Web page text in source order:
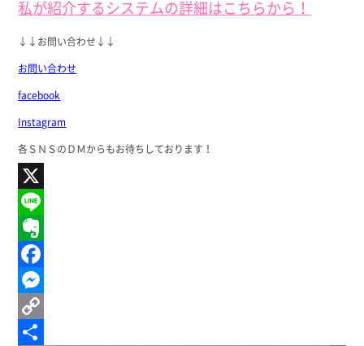
私が紹介するシステムの詳細はこちらから！
↓↓お問い合わせ↓↓
お問い合わせ
facebook
Instagram
各ＳＮＳのＤＭからもお待ちしております！
X
Line
Evernote
Facebook
Messenger
Copy